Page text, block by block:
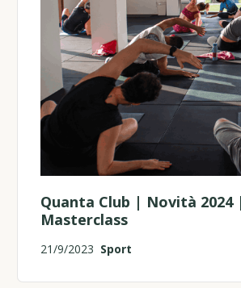
Quanta Club | Novità 2024 |
Masterclass
21/9/2023 Sport